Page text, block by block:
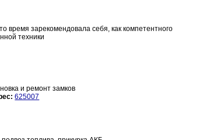
время зарекомендовала себя, как компетентного
техники
и ремонт замков
625007